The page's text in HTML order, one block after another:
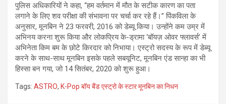
पुलिस अधिकारियों ने कहा, “हम वर्तमान में मौत के सटीक कारण का पता
लगाने के लिए शव परीक्षा की संभावना पर चर्चा कर रहे हैं।” पिंकविला के
अनुसार, मूनबिन ने 23 फरवरी, 2016 को डेब्यू किया। उन्होंने कम उम्र में
अभिनय करना शुरू किया और लोकप्रिय के-ड्रामा ‘बॉयज़ ओवर फ्लावर्स’ में
अभिनेता किम बम के छोटे किरदार को निभाया। एस्ट्रो सदस्य के रूप में डेब्यू
करने के साथ-साथ मूनबिन इसके पहले सबयूनिट, मूनबिन एंड सान्हा का भी
हिस्सा बन गया, जो 14 सितंबर, 2020 को शुरू हुआ।
Tags: ASTRO, K-Pop बॉय बैंड एस्ट्रो के स्टार मूनबिन का निधन